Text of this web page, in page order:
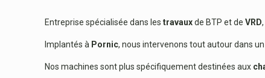
Entreprise spécialisée dans lestravauxde BTP et deVRD
Implantés à Pornic, nous intervenons tout autour dans un
Nos machines sont plus spécifiquement destinées aux